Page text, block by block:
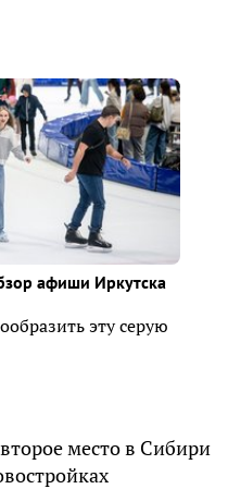
афиши Иркутска
эту серую
место в Сибири